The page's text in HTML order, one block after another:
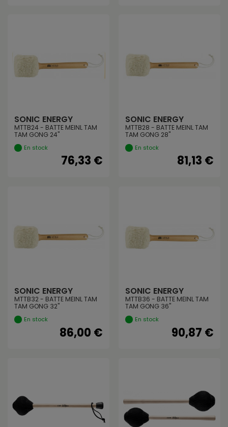
SONIC ENERGY
MTTB24 - BATTE MEINL TAM
TAM GONG 24"
En stock
76,33 €
SONIC ENERGY
MTTB28 - BATTE MEINL TAM
TAM GONG 28"
En stock
81,13 €
SONIC ENERGY
MTTB32 - BATTE MEINL TAM
TAM GONG 32"
En stock
86,00 €
SONIC ENERGY
MTTB36 - BATTE MEINL TAM
TAM GONG 36"
En stock
90,87 €